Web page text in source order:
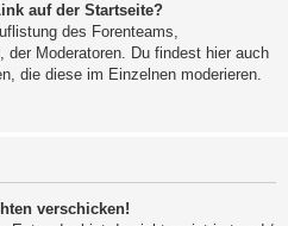
auf der Startseite?
des Forenteams,
Moderatoren. Du findest hier auch
die diese im Einzelnen moderieren.
verschicken!